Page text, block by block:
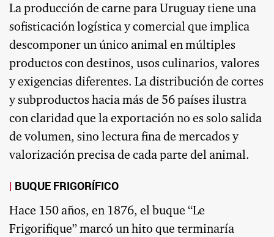
La producción de carne para Uruguay tiene una
sofisticación logística y comercial que implica
descomponer un único animal en múltiples
productos con destinos, usos culinarios, valores
y exigencias diferentes. La distribución de cortes
y subproductos hacia más de 56 países ilustra
con claridad que la exportación no es solo salida
de volumen, sino lectura fina de mercados y
valorización precisa de cada parte del animal.
BUQUE FRIGORÍFICO
Hace 150 años, en 1876, el buque “Le
Frigorifique” marcó un hito que terminaría